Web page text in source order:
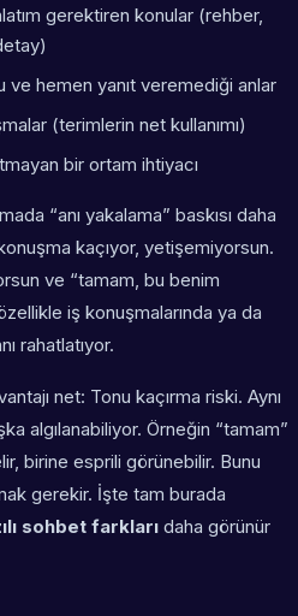
gerektiren konular (rehber,
ve hemen yanıt veremediği anlar
(terimlerin net kullanımı)
bir ortam ihtiyacı
“anı yakalama” baskısı daha
kaçıyor, yetişemiyorsun.
ve “tamam, bu benim
iş konuşmalarında ya da
rahatlatıyor.
net: Tonu kaçırma riski. Aynı
algılanabiliyor. Örneğin “tamam”
birine esprili görünebilir. Bunu
gerekir. İşte tam burada
sohbet farkları daha görünür